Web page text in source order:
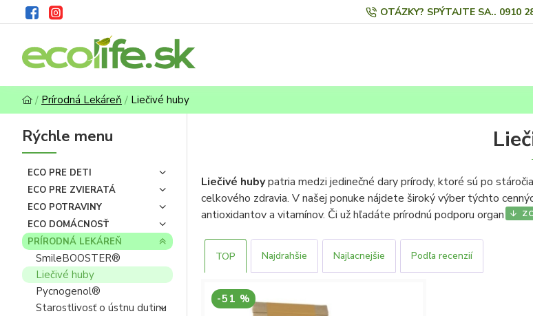
OTÁZKY? SPÝTAJTE SA.. 0910
Prírodná Lekáreň Liečivé huby
Rýchle menu
ECO PRE DETI
ECO PRE ZVIERATÁ
ECO POTRAVINY
ECO DOMÁCNOSŤ
PRÍRODNÁ LEKÁREŇ
SmileBOOSTER®
Liečivé huby
Pycnogenol®
Starostlivosť o ústnu dutinu
Liečivé hubypatria medzi jedinečné dary prírody, ktoré sú po
celkového zdravia. V našej ponuke nájdete široký výber týchto
antioxidantov a vitamínov. Či už hľadáte prírodnú podporu
Podpora imunity a vitality:Pravidelná konzumácia liečivých
stresové situácie.
Bohaté na antioxidanty a vitamíny:
regeneráciu organizmu.
TOP Najdrahšie Najlacnejšie Podľa recenzií
-51 %